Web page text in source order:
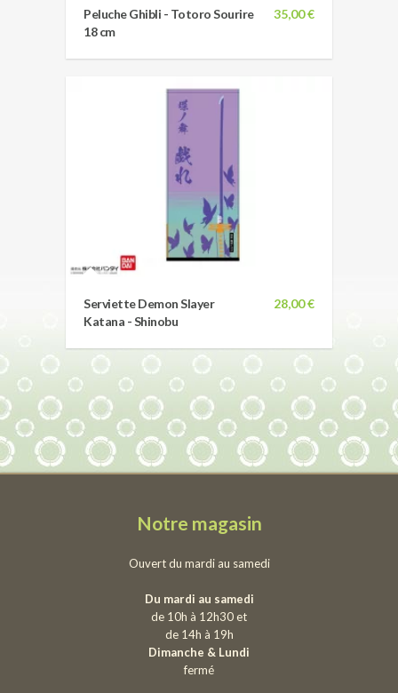
35,00 €
Peluche Ghibli - Totoro Sourire
18 cm
28,00 €
Serviette Demon Slayer
Katana - Shinobu
Notre magasin
Ouvert du mardi au samedi
Du mardi au samedi
de 10h à 12h30 et
de 14h à 19h
Dimanche & Lundi
fermé